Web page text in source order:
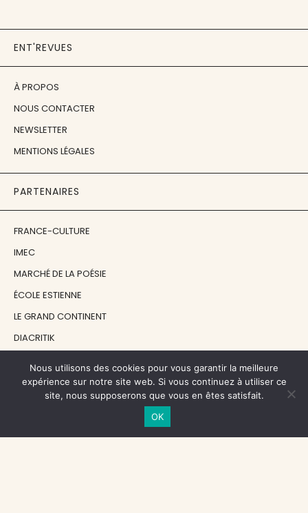
ENT'REVUES
À PROPOS
NOUS CONTACTER
NEWSLETTER
MENTIONS LÉGALES
PARTENAIRES
FRANCE-CULTURE
IMEC
MARCHÉ DE LA POÉSIE
ÉCOLE ESTIENNE
LE GRAND CONTINENT
DIACRITIK
NOS SOUTIENS
CENTRE NATIONAL DU LIVRE
Nous utilisons des cookies pour vous garantir la meilleure
expérience sur notre site web. Si vous continuez à utiliser ce
site, nous supposerons que vous en êtes satisfait.
OK